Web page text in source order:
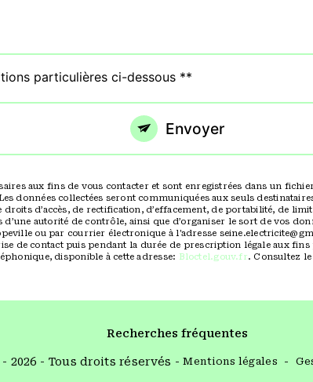
particulières ci-dessous **
Envoyer
aux fins de vous contacter et sont enregistrées dans un
données collectées seront communiquées aux seuls
d’accès, de rectification, d’effacement, de portabilité, de
autorité de contrôle, ainsi que d’organiser le sort de vos
ou par courrier électronique à l'adresse
de contact puis pendant la durée de prescription légale aux
disponible à cette adresse:
Bloctel.gouv.fr. Consultez
Recherches fréquentes
2026 - Tous droits réservés -Mentions légales -